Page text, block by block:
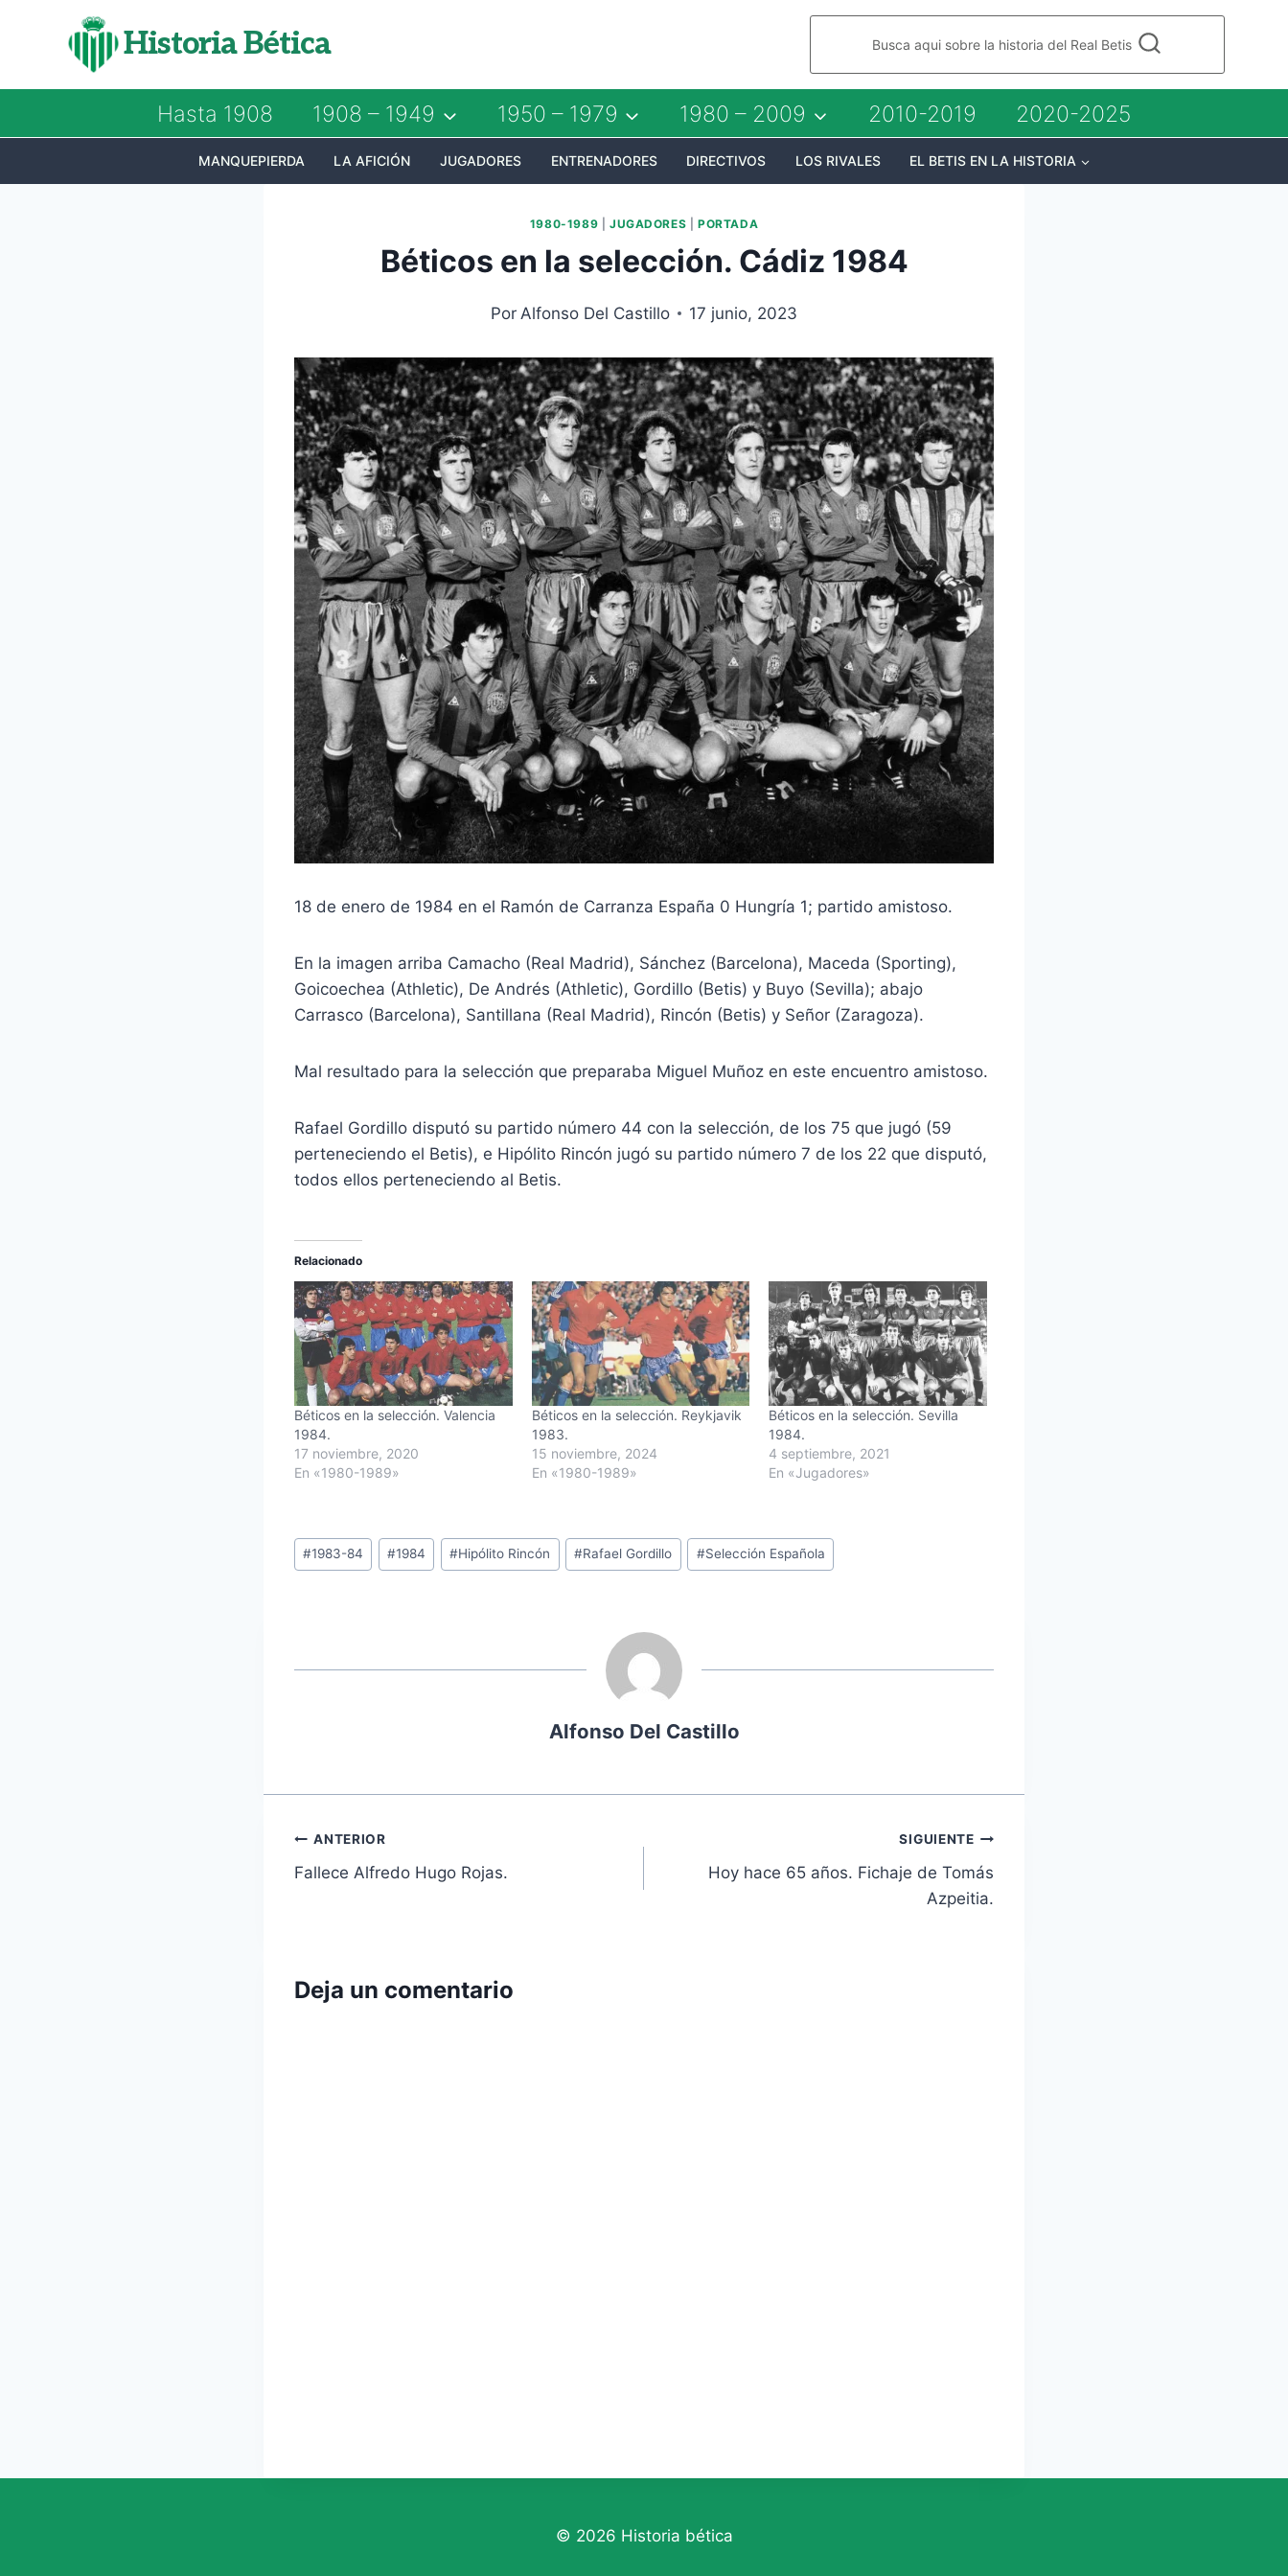
Historia Bética Busca aqui sobre la historia del Real Betis
Hasta 1908 1908 – 1949 1950 – 1979 1980 – 2009 2010-2019 2020-2025
MANQUEPIERDA LA AFICIÓN JUGADORES ENTRENADORES DIRECTIVOS LOS RIVALES EL BETIS EN LA HISTORIA
1980-1989 JUGADORES |PORTADA
Béticos en la selección. Cádiz 1984
Por Alfonso Del Castillo 17 junio, 2023
18 de enero de 1984 en el Ramón de Carranza España 0 Hungría 1; partido amistoso.
En la imagen arriba Camacho (Real Madrid), Sánchez (Barcelona), Maceda (Sporting),
Goicoechea (Athletic), De Andrés (Athletic), Gordillo (Betis) y Buyo (Sevilla); abajo
Carrasco (Barcelona), Santillana (Real Madrid), Rincón (Betis) y Señor (Zaragoza).
Mal resultado para la selección que preparaba Miguel Muñoz en este encuentro amistoso.
Rafael Gordillo disputó su partido número 44 con la selección, de los 75 que jugó (59
perteneciendo el Betis), e Hipólito Rincón jugó su partido número 7 de los 22 que disputó,
todos ellos perteneciendo al Betis.
Relacionado
Béticos en la selección. Valencia
1984.
17 noviembre, 2020
En «1980-1989»
Béticos en la selección. Reykjavik
1983.
15 noviembre, 2024
En «1980-1989»
Béticos en la selección. Sevilla
1984.
4 septiembre, 2021
En «Jugadores»
Etiquetas
de
#1983-84 #1984 #Hipólito Rincón #Rafael Gordillo #Selección Española
Alfonso Del Castillo
Navegación
de
ANTERIOR
Fallece Alfredo Hugo Rojas.
SIGUIENTE
Hoy hace 65 años. Fichaje de Tomás
Azpeitia.
Deja un comentario
© 2026 Historia bética